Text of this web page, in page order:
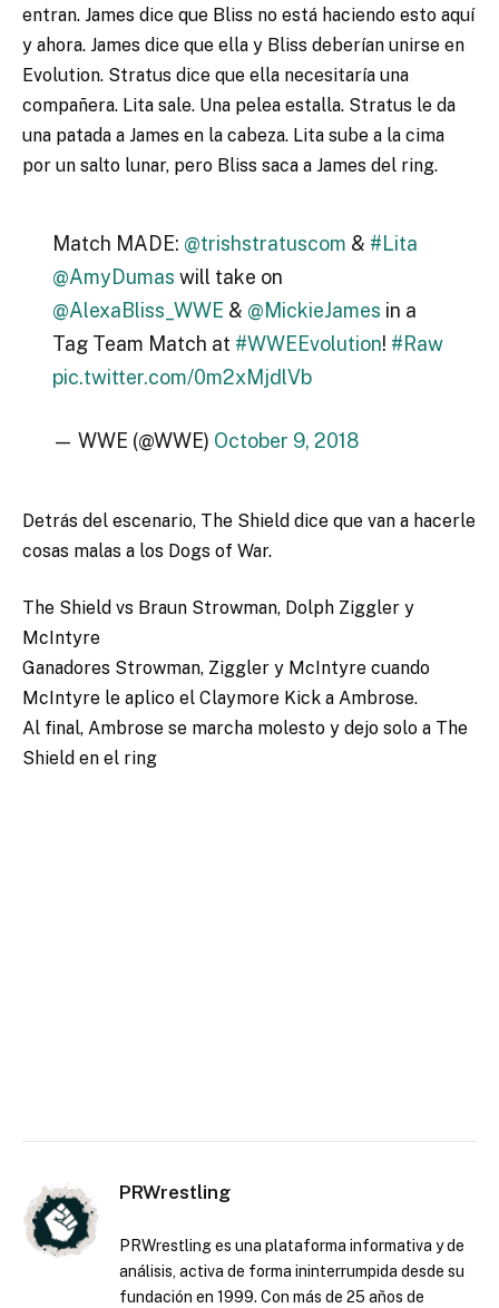
entran. James dice que Bliss no está haciendo esto aquí
y ahora. James dice que ella y Bliss deberían unirse en
Evolution. Stratus dice que ella necesitaría una
compañera. Lita sale. Una pelea estalla. Stratus le da
una patada a James en la cabeza. Lita sube a la cima
por un salto lunar, pero Bliss saca a James del ring.
Match MADE: @trishstratuscom & #Lita
@AmyDumas will take on
@AlexaBliss_WWE & @MickieJames in a
Tag Team Match at #WWEEvolution! #Raw
pic.twitter.com/0m2xMjdlVb
— WWE (@WWE) October 9, 2018
Detrás del escenario, The Shield dice que van a hacerle
cosas malas a los Dogs of War.
The Shield vs Braun Strowman, Dolph Ziggler y
McIntyre
Ganadores Strowman, Ziggler y McIntyre cuando
McIntyre le aplico el Claymore Kick a Ambrose.
Al final, Ambrose se marcha molesto y dejo solo a The
Shield en el ring
PRWrestling
PRWrestling es una plataforma informativa y de
análisis, activa de forma ininterrumpida desde su
fundación en 1999. Con más de 25 años de